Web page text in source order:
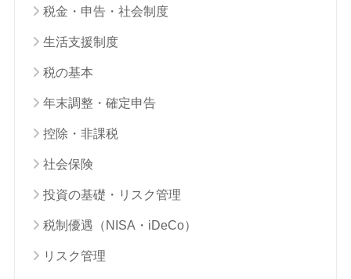
税金・申告・社会制度
生活支援制度
税の基本
年末調整・確定申告
控除・非課税
社会保険
投資の基礎・リスク管理
税制優遇（NISA・iDeCo）
リスク管理